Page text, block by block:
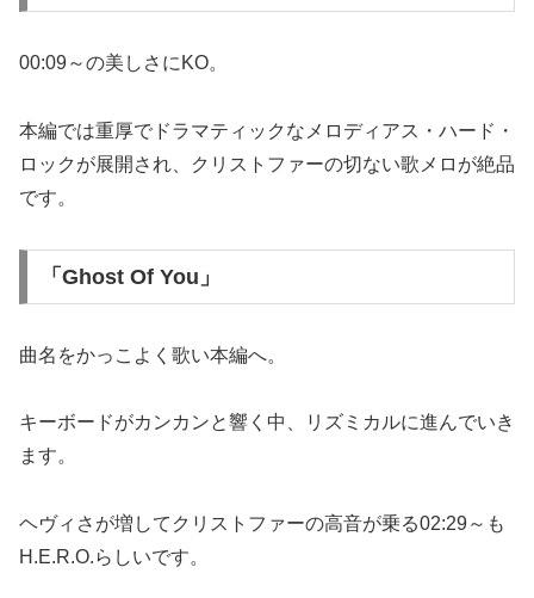
00:09～の美しさにKO。
本編では重厚でドラマティックなメロディアス・ハード・
ロックが展開され、クリストファーの切ない歌メロが絶品
です。
「Ghost Of You」
曲名をかっこよく歌い本編へ。
キーボードがカンカンと響く中、リズミカルに進んでいき
ます。
ヘヴィさが増してクリストファーの高音が乗る02:29～も
H.E.R.O.らしいです。